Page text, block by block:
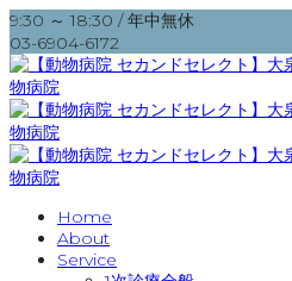
9:30 ～ 18:30 / 年中無休
03-6904-6172
Home
About
Service